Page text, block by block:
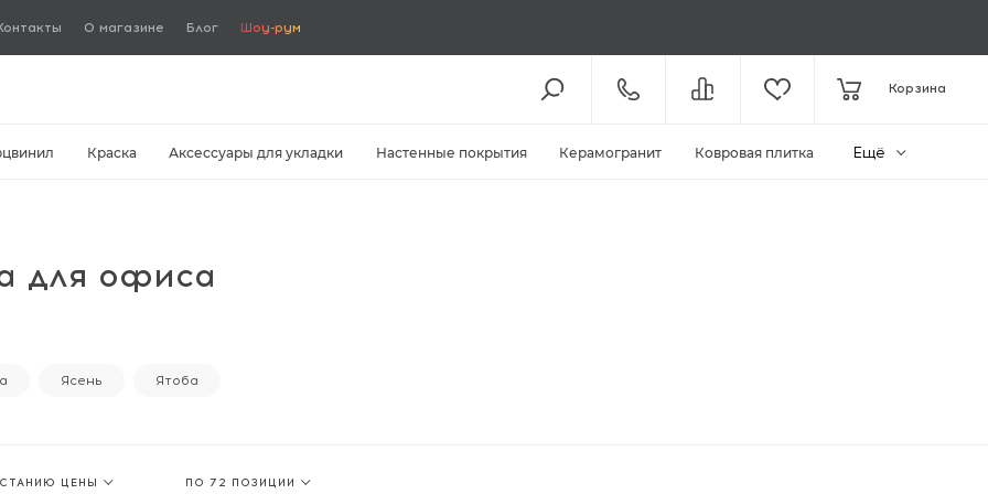
О магазине Блог Шоу-рум
8 (800) 301-61-43
КОЛЛ-ЦЕНТР / С 10:00
Корзина
Краска Аксессуары для укладки Настенные покрытия Керамогранит Ковровая плитка Ещё
для офиса
Ясень Ятоба
ЦЕНЫ ПО 72 ПОЗИЦИИ